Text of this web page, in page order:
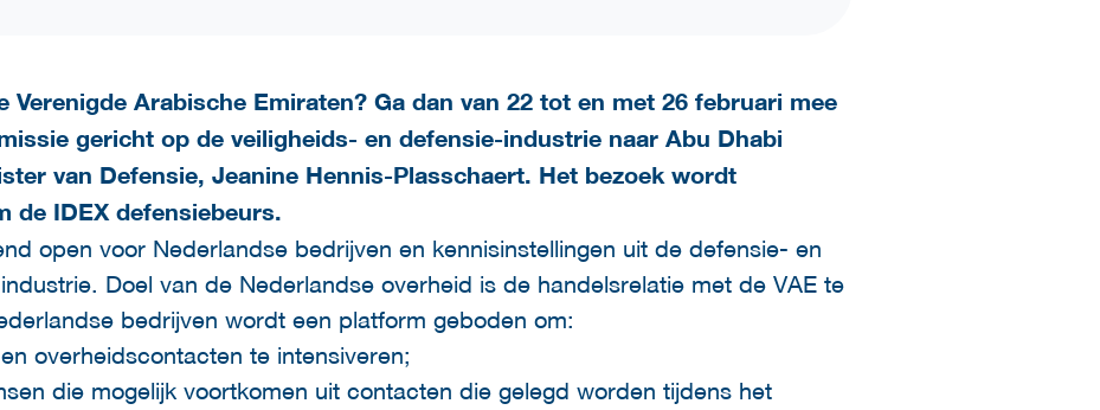
Verenigde Arabische Emiraten? Ga dan van 22 tot en met 26 februari mee
gericht op de veiligheids- en defensie-industrie naar Abu Dhabi
van Defensie, Jeanine Hennis-Plasschaert. Het bezoek wordt
de IDEX defensiebeurs.
open voor Nederlandse bedrijven en kennisinstellingen uit de defensie- en
Doel van de Nederlandse overheid is de handelsrelatie met de VAE te
bedrijven wordt een platform geboden om:
overheidscontacten te intensiveren;
die mogelijk voortkomen uit contacten die gelegd worden tijdens het